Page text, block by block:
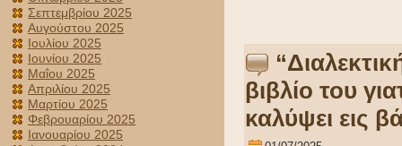
Σεπτεμβρίου 2025
Αυγούστου 2025
Ιουλίου 2025
Ιουνίου 2025
Μαΐου 2025
Απριλίου 2025
Μαρτίου 2025
Φεβρουαρίου 2025
Ιανουαρίου 2025
βιβλίο του
καλύψει εις